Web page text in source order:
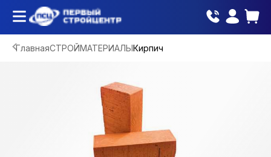
ГлавнаяСТРОЙМАТЕРИАЛЫКирпич